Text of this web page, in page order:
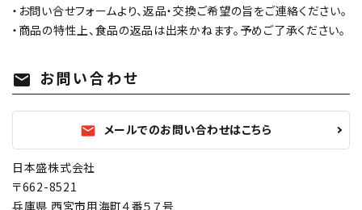
・お問い合せフォームより、返品・交換ご希望の旨をご連絡ください。
・商品の特性上、食品の返品は出来かねます。予めご了承ください。
mail お問い合わせ
mail メールでのお問い合わせはこちら
日本盛株式会社
〒662-8521
兵庫県 西宮市用海町４番５７号